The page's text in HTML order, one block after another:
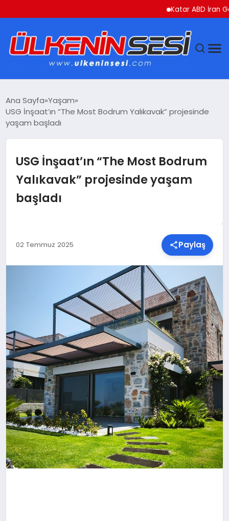
Katar ABD İran
EKONOMI
SAĞLIK
MALATYA HABERLERI
Ana Sayfa Yaşam
USG İnşaat’ın “The Most Bodrum Yalıkavak” projesinde
yaşam başladı
USG İnşaat’ın “The Most Bodrum
Yalıkavak” projesinde yaşam
başladı
02 Temmuz 2025 Paylaş